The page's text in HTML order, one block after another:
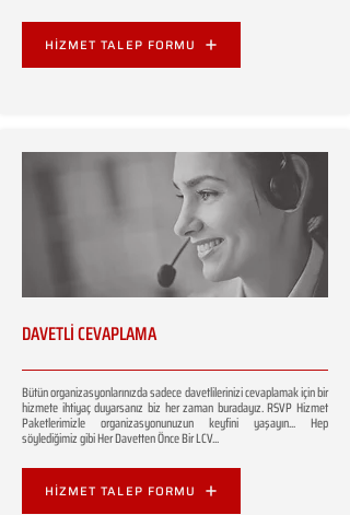
HİZMET TALEP FORMU
DAVETLİ CEVAPLAMA
Bütün organizasyonlarınızda sadece davetlilerinizi cevaplamak için bir
hizmete ihtiyaç duyarsanız biz her zaman buradayız. RSVP Hizmet
Paketlerimizle organizasyonunuzun keyfini yaşayın... Hep
söylediğimiz gibi Her Davetten Önce Bir LCV...
HİZMET TALEP FORMU